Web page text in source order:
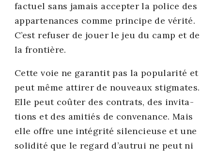
fac­tuel sans jamais accep­ter la police des
appar­te­nances comme prin­cipe de véri­té.
C’est refu­ser de jouer le jeu du camp et de
la fron­tière.
Cette voie ne garan­tit pas la popu­la­ri­té et
peut même atti­rer de nou­veaux stig­mates.
Elle peut coû­ter des contrats, des invi­ta­
tions et des ami­tiés de conve­nance. Mais
elle offre une inté­gri­té silen­cieuse et une
soli­di­té que le regard d’au­trui ne peut ni